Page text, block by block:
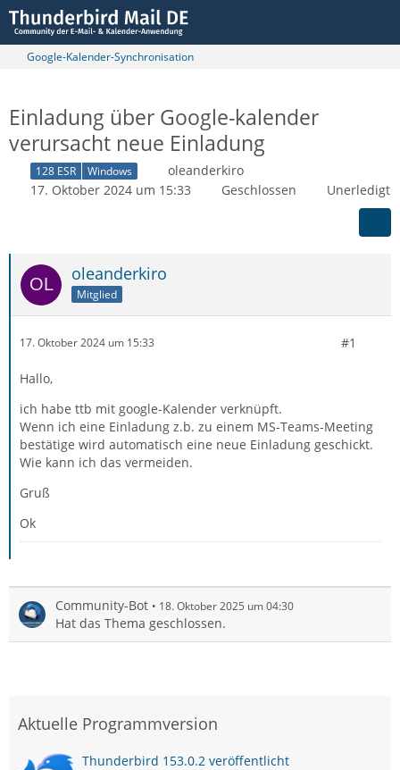
Google-Kalender-Synchronisation
Einladung über Google-kalender
verursacht neue Einladung
128 ESR Windows
oleanderkiro
17. Oktober 2024 um 15:33
Geschlossen Unerledigt
oleanderkiro
Mitglied
17. Oktober 2024 um 15:33 #1
Hallo,
ich habe ttb mit google-Kalender verknüpft.
Wenn ich eine Einladung z.b. zu einem MS-Teams-Meeting
bestätige wird automatisch eine neue Einladung geschickt.
Wie kann ich das vermeiden.
Gruß
Ok
Community-Bot 18. Oktober 2025 um 04:30
Hat das Thema geschlossen.
Aktuelle Programmversion
Thunderbird 153.0.2 veröffentlicht